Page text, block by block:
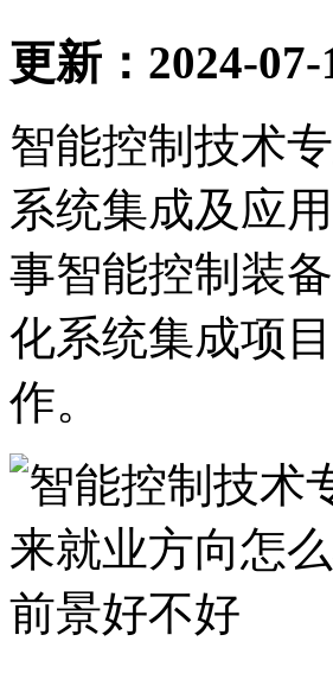
更新：2024-
智能控制技术
系统集成及应
事智能控制装
化系统集成项
作。